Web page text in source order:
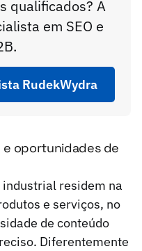
qualificados? A
em SEO e
RudekWydra
e oportunidades de
industrial residem na
e serviços, no
de conteúdo
Diferentemente